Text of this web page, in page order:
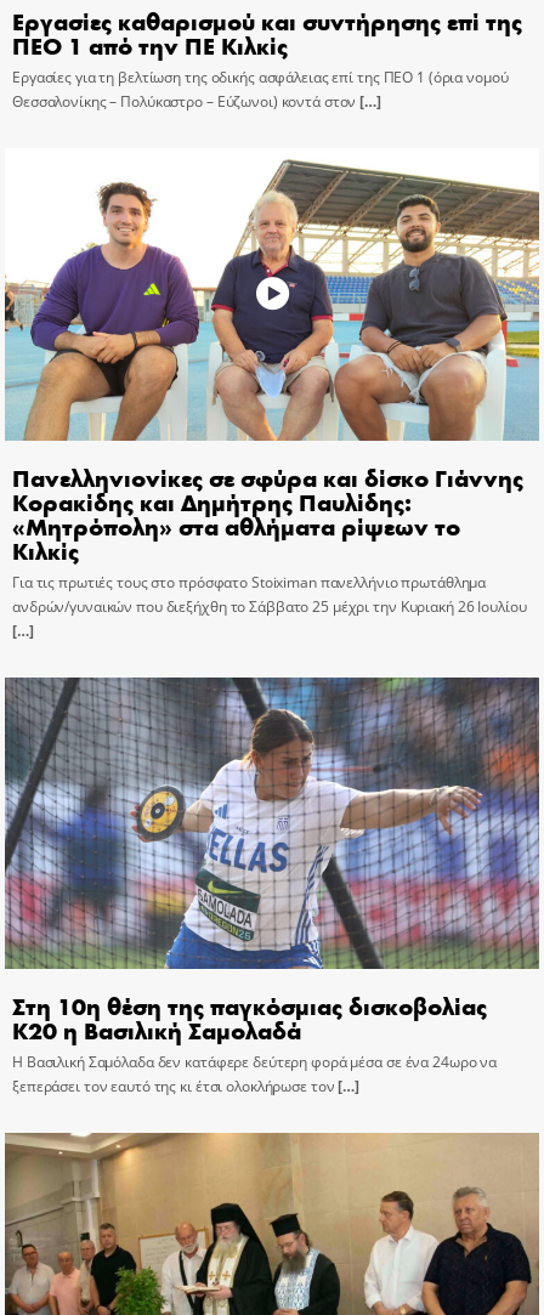
Εργασίες καθαρισμού και συντήρησης επί της
ΠΕΟ 1 από την ΠΕ Κιλκίς
Εργασίες για τη βελτίωση της οδικής ασφάλειας επί της ΠΕΟ 1 (όρια νομού
Θεσσαλονίκης – Πολύκαστρο – Εύζωνοι) κοντά στον […]
Πανελληνιονίκες σε σφύρα και δίσκο Γιάννης
Κορακίδης και Δημήτρης Παυλίδης:
«Μητρόπολη» στα αθλήματα ρίψεων το
Κιλκίς
Για τις πρωτιές τους στο πρόσφατο Stoiximan πανελλήνιο πρωτάθλημα
ανδρών/γυναικών που διεξήχθη το Σάββατο 25 μέχρι την Κυριακή 26 Ιουλίου
[…]
Στη 10η θέση της παγκόσμιας δισκοβολίας
Κ20 η Βασιλική Σαμολαδά
Η Βασιλική Σαμόλαδα δεν κατάφερε δεύτερη φορά μέσα σε ένα 24ωρο να
ξεπεράσει τον εαυτό της κι έτσι ολοκλήρωσε τον[…]